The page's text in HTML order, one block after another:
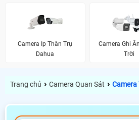
Camera Ip Thân Trụ
Dahua
Camera Ghi
Trời
Trang chủ › Camera Quan Sát › Camera